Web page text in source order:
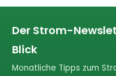
Der Strom-
Blick
Monatliche Tipps zum